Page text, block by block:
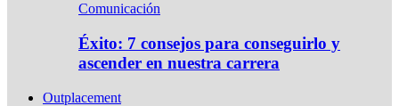
Comunicación
Éxito: 7 consejos para conseguirlo y
ascender en nuestra carrera
Outplacement